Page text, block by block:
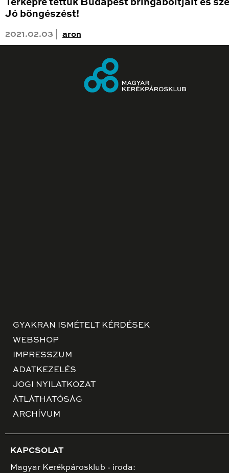
Térképre tettük Budapest bringaboltjait és
Jó böngészést!
2021.02.03 | aron
GYAKRAN ISMÉTELT KÉRDÉSEK
WEBSHOP
IMPRESSZUM
ADATKEZELÉS
JOGI NYILATKOZAT
ÁTLÁTHATÓSÁG
ARCHÍVUM
KAPCSOLAT
Magyar Kerékpárosklub - iroda: